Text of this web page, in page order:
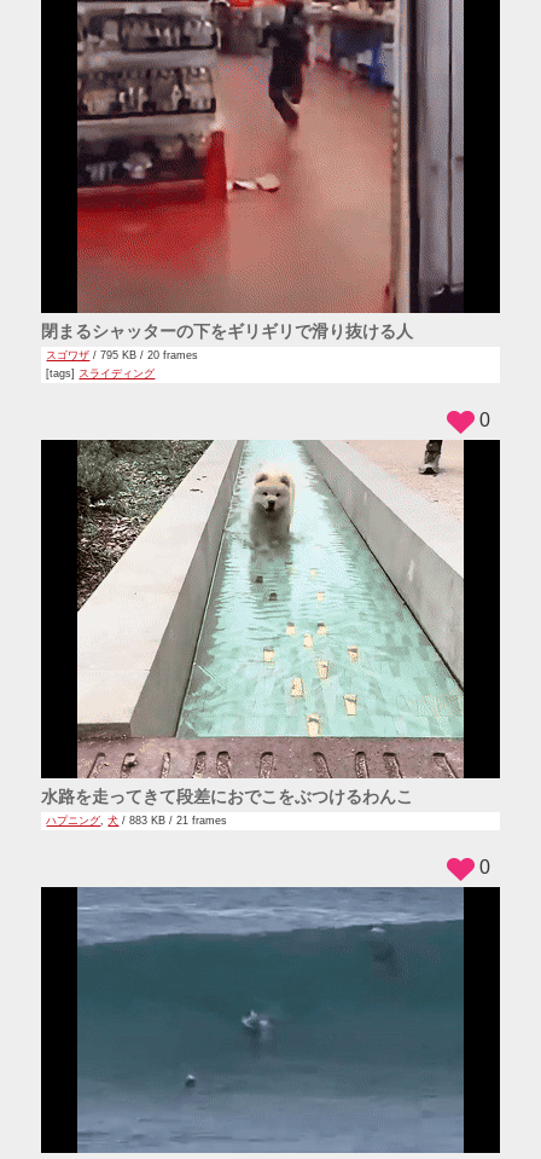
閉まるシャッターの下をギリギリで滑り抜ける人
スゴワザ / 795 KB / 20 frames
[tags] スライディング
水路を走ってきて段差におでこをぶつけるわんこ
ハプニング,犬 / 883 KB / 21 frames
0
0